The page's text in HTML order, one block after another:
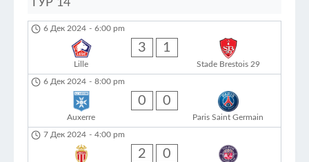
ТУР 14
6 Дек 2024 - 6:00 pm
Lille
3 1
Stade Brestois 29
6 Дек 2024 - 8:00 pm
Auxerre
0 0
Paris Saint Germain
7 Дек 2024 - 4:00 pm
2 0